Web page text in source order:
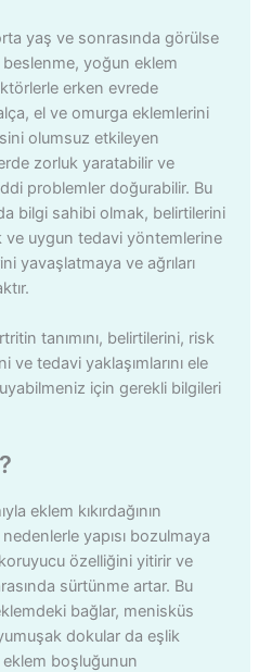
yaş ve sonrasında görülse
yoğun eklem
erken evrede
el ve omurga eklemlerini
olumsuz etkileyen
zorluk yaratabilir ve
problemler doğurabilir. Bu
bilgi sahibi olmak, belirtilerini
uygun tedavi yöntemlerine
yavaşlatmaya ve ağrıları
tanımını, belirtilerini, risk
tedavi yaklaşımlarını ele
için gerekli bilgileri
eklem kıkırdağının
yapısı bozulmaya
özelliğini yitirir ve
sürtünme artar. Bu
bağlar, menisküs
dokular da eşlik
eklem boşluğunun